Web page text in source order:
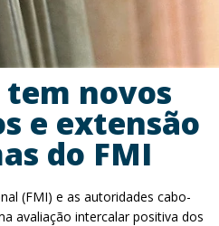
tem novos
e extensão
do FMI
(FMI) e as autoridades cabo-
avaliação intercalar positiva dos